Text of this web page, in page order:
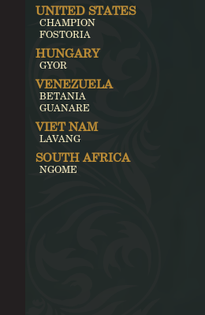
UNITED STATES
CHAMPION
FOSTORIA
HUNGARY
GYOR
VENEZUELA
BETANIA
GUANARE
VIET NAM
LAVANG
SOUTH AFRICA
NGOME